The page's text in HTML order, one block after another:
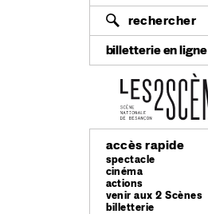
rechercher
billetterie en ligne
accès rapide
spectacle
cinéma
actions
venir aux 2 Scènes
billetterie